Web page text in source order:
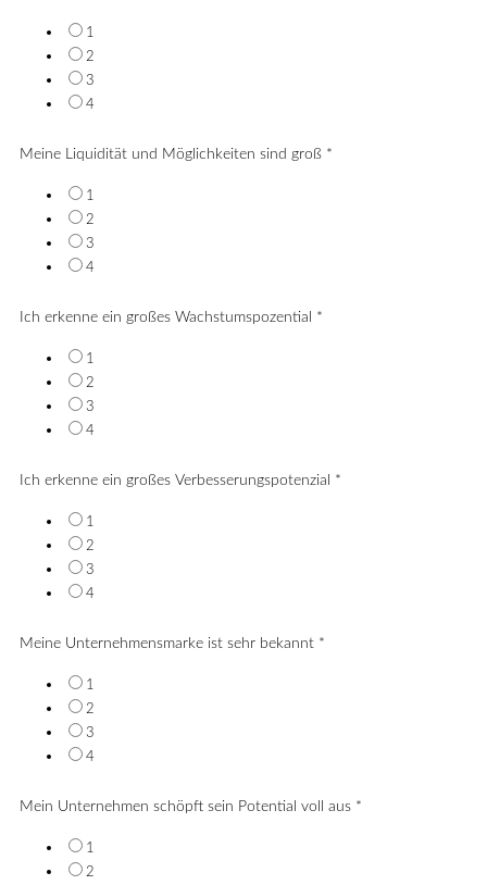
1
2
3
4
Meine Liquidität und Möglichkeiten sind groß *
1
2
3
4
Ich erkenne ein großes Wachstumspozential *
1
2
3
4
Ich erkenne ein großes Verbesserungspotenzial *
1
2
3
4
Meine Unternehmensmarke ist sehr bekannt *
1
2
3
4
Mein Unternehmen schöpft sein Potential voll aus *
1
2